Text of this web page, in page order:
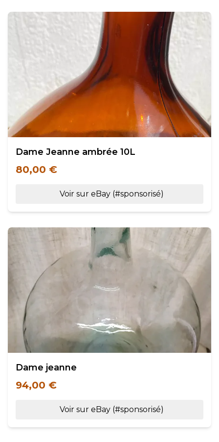
Dame Jeanne ambrée 10L
80,00 €
Voir sur eBay (#sponsorisé)
Dame jeanne
94,00 €
Voir sur eBay (#sponsorisé)